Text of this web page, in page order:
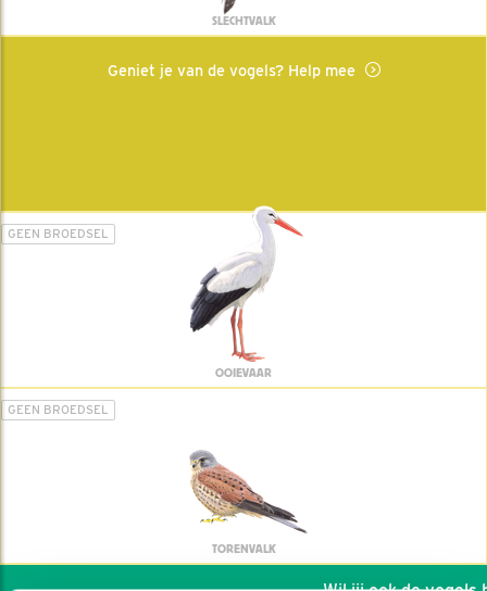
SLECHTVALK
Geniet je van de vogels? Help mee
GEEN BROEDSEL
OOIEVAAR
GEEN BROEDSEL
TORENVALK